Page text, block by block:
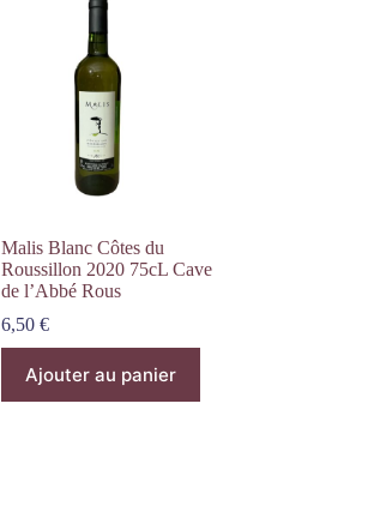
Malis Blanc Côtes du
Roussillon 2020 75cL Cave
de l’Abbé Rous
6,50€
Ajouter au panier